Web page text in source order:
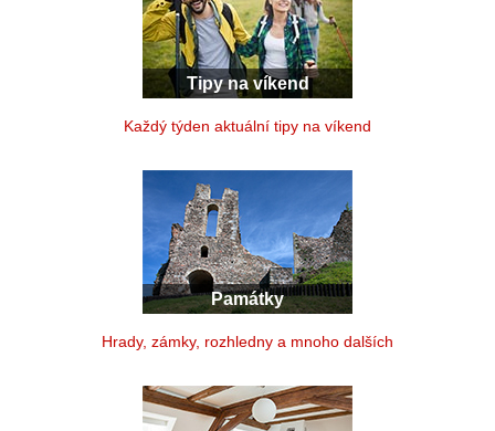
Tipy na víkend
Každý týden aktuální tipy na víkend
Památky
Hrady, zámky, rozhledny a mnoho dalších